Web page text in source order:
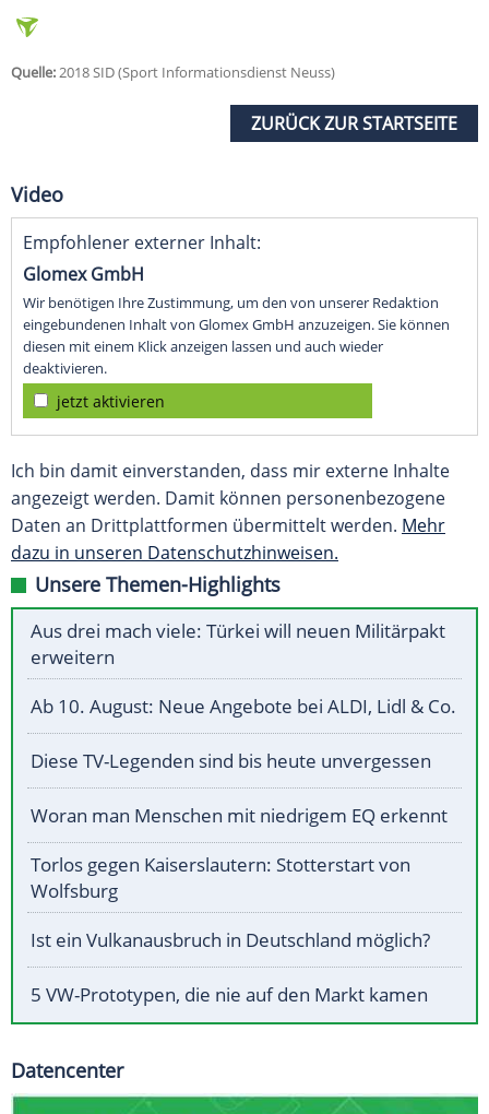
Quelle:2018 SID (Sport Informationsdienst Neuss)
ZURÜCK ZUR STARTSEITE
Video
Empfohlener externer Inhalt:
Glomex GmbH
Wir benötigen Ihre Zustimmung, um den von unserer Redaktion
eingebundenen Inhalt von Glomex GmbH anzuzeigen. Sie können
diesen mit einem Klick anzeigen lassen und auch wieder
deaktivieren.
jetzt aktivieren
Ich bin damit einverstanden, dass mir externe Inhalte
angezeigt werden. Damit können personenbezogene
Daten an Drittplattformen übermittelt werden. Mehr
dazu in unseren Datenschutzhinweisen.
Unsere Themen-Highlights
Aus drei mach viele: Türkei will neuen Militärpakt
erweitern
Ab 10. August: Neue Angebote bei ALDI, Lidl & Co.
Diese TV-Legenden sind bis heute unvergessen
Woran man Menschen mit niedrigem EQ erkennt
Torlos gegen Kaiserslautern: Stotterstart von
Wolfsburg
Ist ein Vulkanausbruch in Deutschland möglich?
5 VW-Prototypen, die nie auf den Markt kamen
Datencenter